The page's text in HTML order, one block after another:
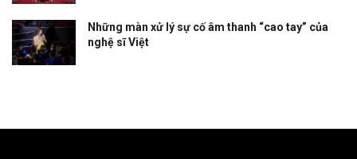
Những màn xử lý sự cố âm thanh “cao tay” của
nghệ sĩ Việt